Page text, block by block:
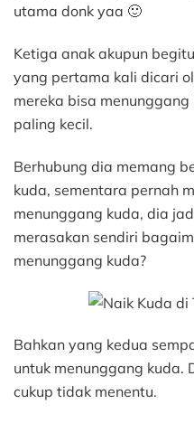
utama donk yaa 🙂
Ketiga anak akupun
yang pertama kali dicari
mereka bisa
paling kecil.
Berhubung dia memang
kuda, sementara pernah
menunggang kuda, dia
merasakan sendiri
menunggang kuda?
Bahkan yang kedua
untuk menunggang kuda.
cukup tidak menentu.